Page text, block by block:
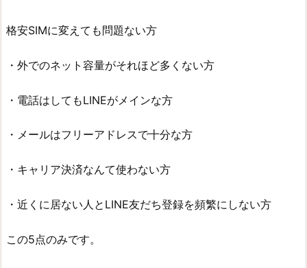
格安SIMに変えても問題ない方
・外でのネット容量がそれほど多くない方
・電話はしてもLINEがメインな方
・メールはフリーアドレスで十分な方
・キャリア決済なんて使わない方
・近くに居ない人とLINE友だち登録を頻繁にしない方
この5点のみです。